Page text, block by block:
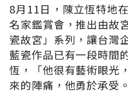
8月11日，陳立恆特地
名家鑑賞會，推出由故
瓷故宮」系列，讓台灣
藍瓷作品已有一段時間
恆，「他很有藝術眼光
來的陣痛，他勇於承受。